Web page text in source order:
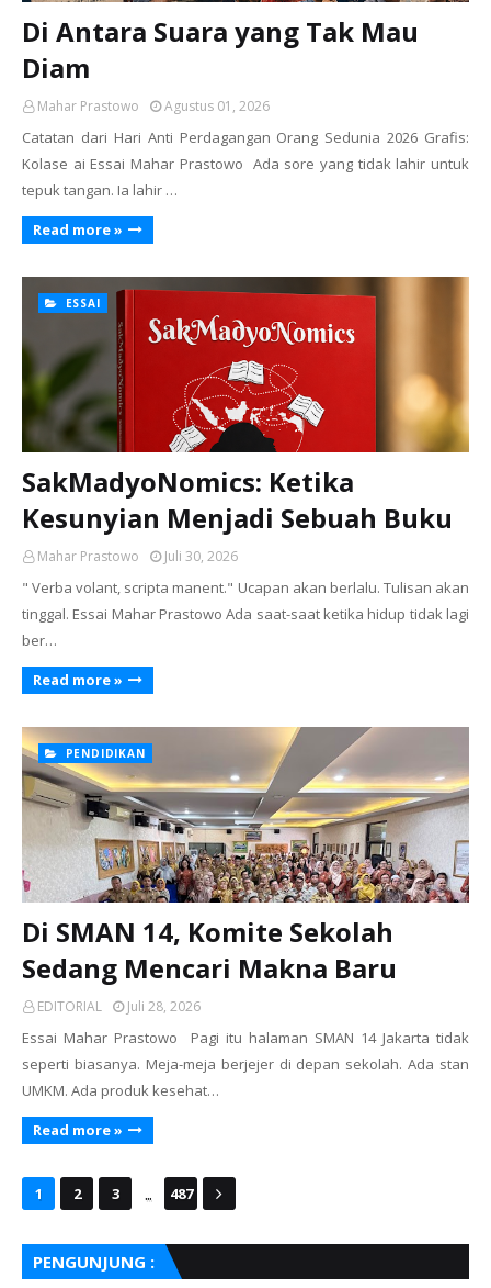
Di Antara Suara yang Tak Mau
Diam
Mahar Prastowo Agustus 01, 2026
Catatan dari Hari Anti Perdagangan Orang Sedunia 2026 Grafis:
Kolase ai Essai Mahar Prastowo Ada sore yang tidak lahir untuk
tepuk tangan. Ia lahir …
Read more »
ESSAI
SakMadyoNomics: Ketika
Kesunyian Menjadi Sebuah Buku
Mahar Prastowo Juli 30, 2026
" Verba volant, scripta manent." Ucapan akan berlalu. Tulisan akan
tinggal. Essai Mahar Prastowo Ada saat-saat ketika hidup tidak lagi
ber…
Read more »
PENDIDIKAN
Di SMAN 14, Komite Sekolah
Sedang Mencari Makna Baru
EDITORIAL Juli 28, 2026
Essai Mahar Prastowo Pagi itu halaman SMAN 14 Jakarta tidak
seperti biasanya. Meja-meja berjejer di depan sekolah. Ada stan
UMKM. Ada produk kesehat…
Read more »
1 2 3 ... 487
PENGUNJUNG :